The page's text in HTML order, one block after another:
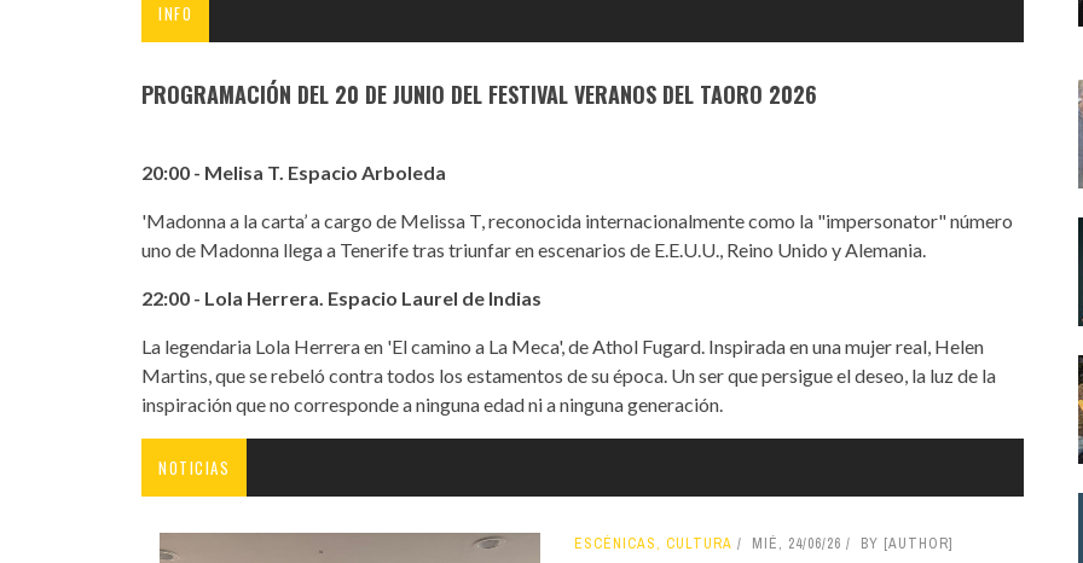
INFO
PROGRAMACIÓN DEL 20 DE JUNIO DEL FESTIVAL VERANOS DEL TAORO 2026
20:00 - Melisa T. Espacio Arboleda
'Madonna a la carta’ a cargo de Melissa T, reconocida internacionalmente como la "impersonator" número
uno de Madonna llega a Tenerife tras triunfar en escenarios de E.E.U.U., Reino Unido y Alemania.
22:00 - Lola Herrera. Espacio Laurel de Indias
La legendaria Lola Herrera en 'El camino a La Meca', de Athol Fugard. Inspirada en una mujer real, Helen
Martins, que se rebeló contra todos los estamentos de su época. Un ser que persigue el deseo, la luz de la
inspiración que no corresponde a ninguna edad ni a ninguna generación.
NOTICIAS
ESCÉNICAS, CULTURA MIÉ, 24/06/26 BY [AUTHOR]